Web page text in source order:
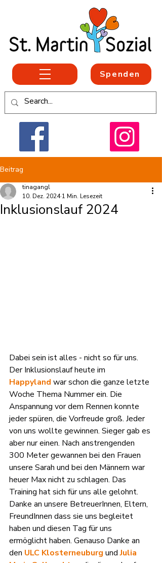
Spenden
Beitrag
Inklusionslauf 2024
tinagangl
10. Dez. 2024 1 Min. Lesezeit
Dabei sein ist alles - nicht so für uns.
Der Inklusionslauf heute im
Happyland war schon die ganze letzte
Woche Thema Nummer ein. Die
Anspannung vor dem Rennen konnte
jeder spüren, die Vorfreude groß. Jeder
von uns wollte gewinnen. Sieger gab es
aber nur einen. Nach anstrengenden
300 Meter gewannen bei den Frauen
unsere Sarah und bei den Männern war
heuer Max nicht zu schlagen. Das
Training hat sich für uns alle gelohnt.
Danke an unsere BetreuerInnen, Eltern,
FreundInnen dass sie uns begleitet
haben und diesen Tag für uns
ermöglicht haben. Genauso Danke an
den ULC Klosterneuburg und Julia